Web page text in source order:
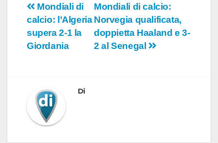
Navigazione
articoli
Mondiali di calcio:
Norvegia qualificata,
doppietta Haaland e 3-
2 al Senegal
Mondiali di
calcio: l’Algeria
supera 2-1 la
Giordania
Di